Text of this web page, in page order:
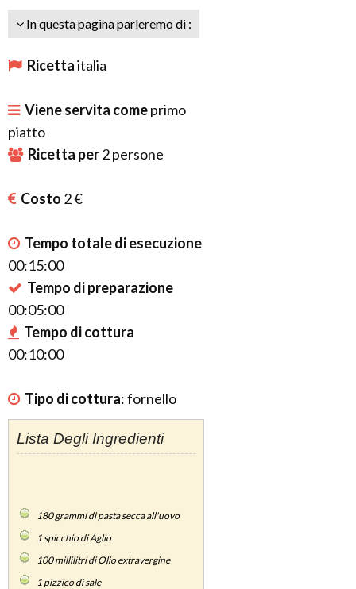
In questa pagina parleremo di :
Ricettaitalia
Viene servita comeprimo
piatto
Ricetta per2persone
Costo 2 €
Tempo totale di esecuzione
00:15:00
Tempo di preparazione
00:05:00
Tempo di cottura
00:10:00
Tipo di cottura:fornello
Lista Degli Ingredienti
180grammi di pasta secca all'uovo
1spicchio di Aglio
100millilitri di Olio extravergine
1 pizzico di sale